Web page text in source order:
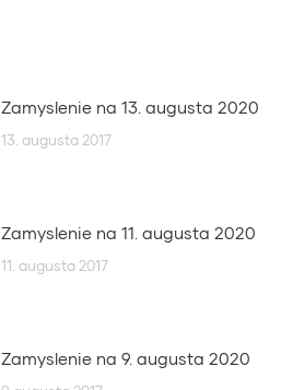
Zamyslenie na 13. augusta 2020
13. augusta 2017
Zamyslenie na 11. augusta 2020
11. augusta 2017
Zamyslenie na 9. augusta 2020